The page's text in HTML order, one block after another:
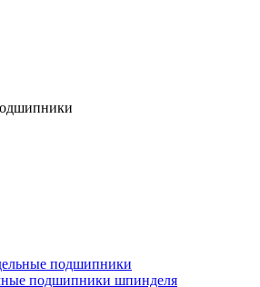
подшипники
подшипники шпинделя